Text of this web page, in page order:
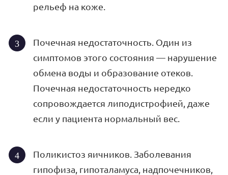
рельеф на коже.
Почечная недостаточность. Один из
симптомов этого состояния — нарушение
обмена воды и образование отеков.
Почечная недостаточность нередко
сопровождается липодистрофией, даже
если у пациента нормальный вес.
Поликистоз яичников. Заболевания
гипофиза, гипоталамуса, надпочечников,